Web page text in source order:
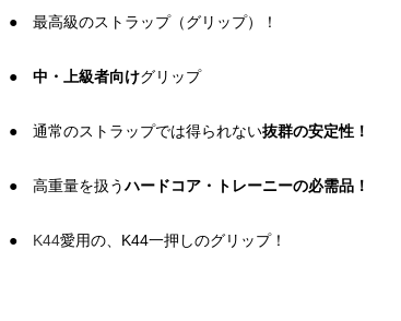
● 最高級のストラップ（グリップ）！
● 中・上級者向けグリップ
● 通常のストラップでは得られない抜群の安定性！
● 高重量を扱うハードコア・トレーニーの必需品！
● K44愛用の、K44一押しのグリップ！